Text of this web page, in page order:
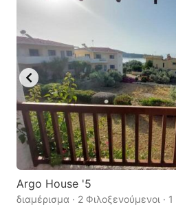
Argo House '5
διαμέρισμα · 2 Φιλοξενούμενοι ·